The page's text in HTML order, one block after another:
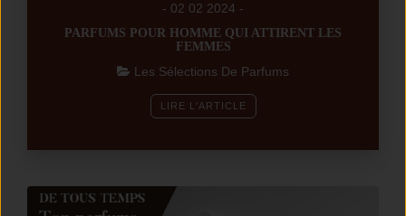
- 02 02 2024 -
PARFUMS POUR HOMME QUI ATTIRENT LES
FEMMES
Les Sélections De Parfums
LIRE L'ARTICLE